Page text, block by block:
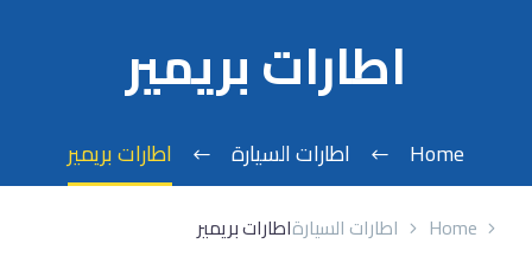
اطارات بريمير
Home اطارات السيارة اطارات بريمير
Home اطارات السيارةاطارات بريمير